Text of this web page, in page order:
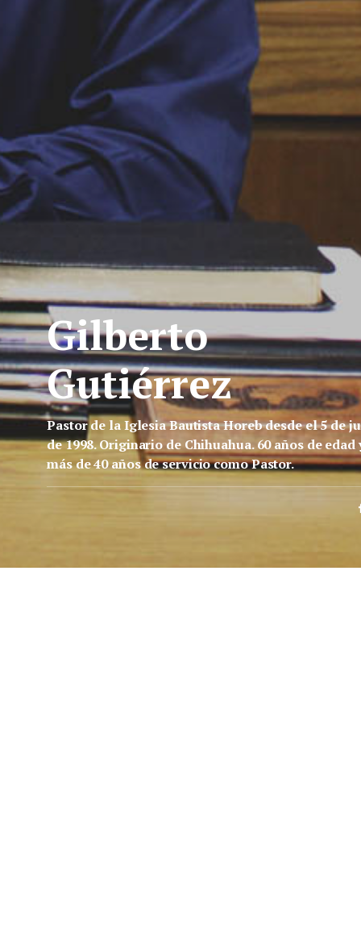
Gilberto
Gutiérrez
Pastor de la Iglesia Bautista Horeb desde el 5 de
de 1998. Originario de Chihuahua. 60 años de edad
más de 40 años de servicio como Pastor.